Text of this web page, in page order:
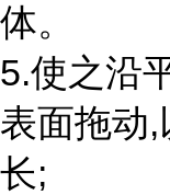
体。
5.使之沿
表面拖动
长;